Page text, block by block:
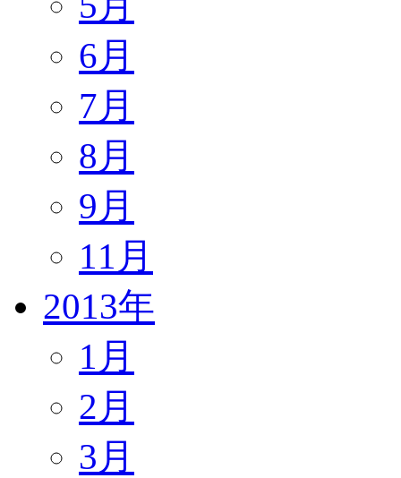
6月
7月
8月
9月
11月
2013年
1月
2月
3月